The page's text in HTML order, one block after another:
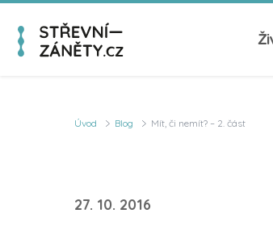
Úvod Blog Mít, či nemít? – 2. část
27. 10. 2016